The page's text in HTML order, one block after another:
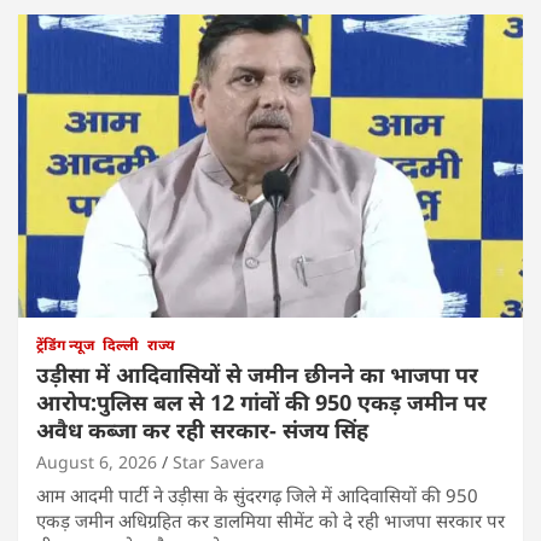
ट्रेंडिंग न्यूज दिल्ली राज्य
उड़ीसा में आदिवासियों से जमीन छीनने का भाजपा पर
आरोप:पुलिस बल से 12 गांवों की 950 एकड़ जमीन पर
अवैध कब्जा कर रही सरकार- संजय सिंह
August 6, 2026 Star Savera
आम आदमी पार्टी ने उड़ीसा के सुंदरगढ़ जिले में आदिवासियों की 950
एकड़ जमीन अधिग्रहित कर डालमिया सीमेंट को दे रही भाजपा सरकार पर